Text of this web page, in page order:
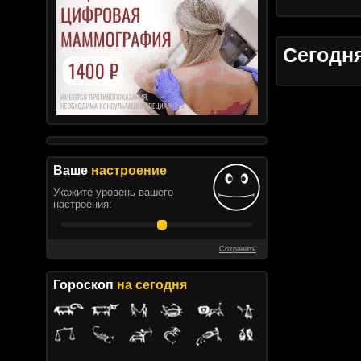
Ваше настроение
Укажите уровень вашего
настроения:
Сохранить
Гороскоп на сегодня